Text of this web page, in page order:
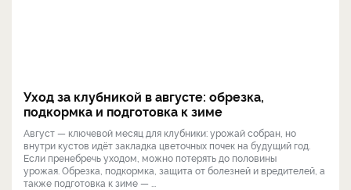
Уход за клубникой в августе: обрезка,
подкормка и подготовка к зиме
Август — ключевой месяц для клубники: урожай собран, но
внутри кустов идёт закладка цветочных почек на будущий год.
Если пренебречь уходом, можно потерять до половины
урожая. Обрезка, подкормка, защита от болезней и вредителей, а
также подготовка к зиме — ...